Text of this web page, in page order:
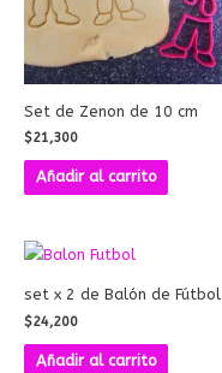
Set de Zenon de 10 cm
$21,300
Añadir al carrito
set x 2 de Balón de Fútbol
$24,200
Añadir al carrito